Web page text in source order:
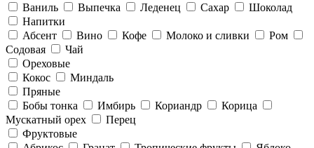
Ваниль
Выпечка Леденец Сахар
Шоколад
Напитки
Абсент
Вино Кофе Молоко и сливки
Ром
Содовая
Чай
Ореховые
Кокос
Миндаль
Пряные
Бобы тонка
Имбирь Кориандр
Корица
Мускатный орех
Перец
Фруктовые